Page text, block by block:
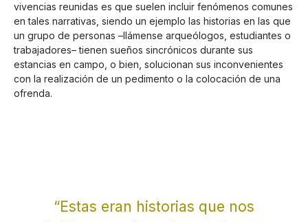
vivencias reunidas es que suelen incluir fenómenos comunes
en tales narrativas, siendo un ejemplo las historias en las que
un grupo de personas –llámense arqueólogos, estudiantes o
trabajadores– tienen sueños sincrónicos durante sus
estancias en campo, o bien, solucionan sus inconvenientes
con la realización de un pedimento o la colocación de una
ofrenda.
“Estas eran historias que nos